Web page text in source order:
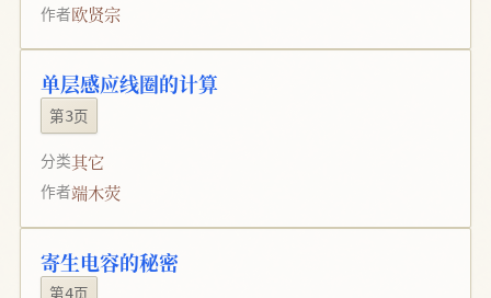
作者欧贤宗
单层感应线圈的计算
第3页
分类其它
作者端木荧
寄生电容的秘密
第4页